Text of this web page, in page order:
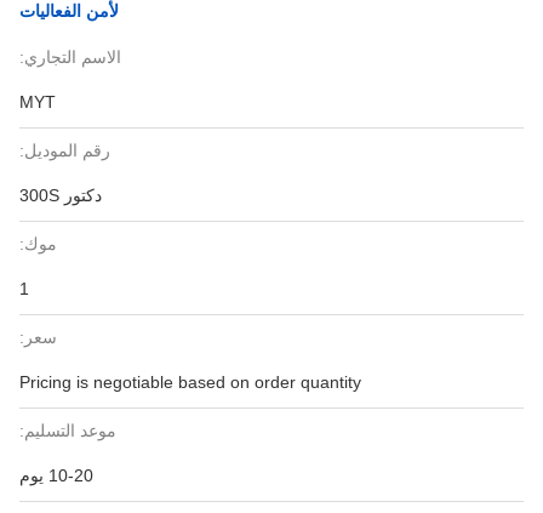
لأمن الفعاليات
الاسم التجاري:
MYT
رقم الموديل:
دكتور 300S
موك:
سعر:
Pricing is negotiable based on order quantity
موعد التسليم:
10-20 يوم